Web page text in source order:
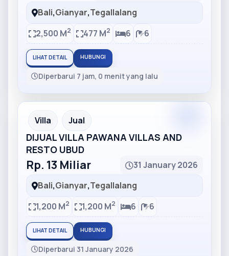
Bali,Gianyar,Tegallalang
2,500 M2 477 M2 6 6
LIHAT DETAIL HUBUNGI
Diperbarui 7 jam, 0 menit yang lalu
Partner Ad
Villa Jual
DIJUAL VILLA PAWANA VILLAS AND
RESTO UBUD
Rp. 13 Miliar
31 January 2026
Bali,Gianyar,Tegallalang
1,200 M2 1,200 M2 6 6
LIHAT DETAIL HUBUNGI
Diperbarui 31 January 2026